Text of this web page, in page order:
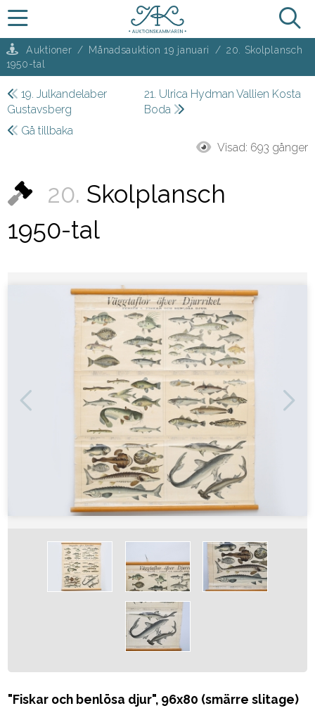
Auktioner / Månadsauktion 19 januari / 20. Skolplansch
1950-tal
19. Julkandelaber
Gustavsberg
21. Ulrica Hydman Vallien Kosta
Boda
Gå tillbaka
Visad: 693 gånger
20. Skolplansch
1950-tal
"Fiskar och benlösa djur", 96x80 (smärre slitage)